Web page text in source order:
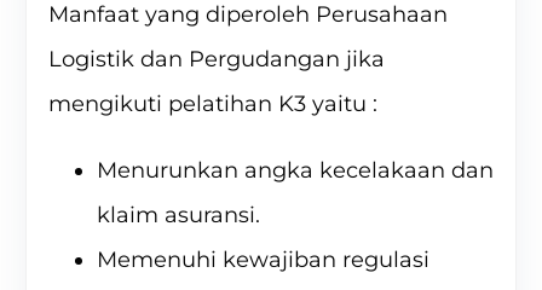
Manfaat yang diperoleh Perusahaan
Logistik dan Pergudangan jika
mengikuti pelatihan K3yaitu :
Menurunkan angka kecelakaan dan
klaim asuransi.
Memenuhi kewajiban regulasi